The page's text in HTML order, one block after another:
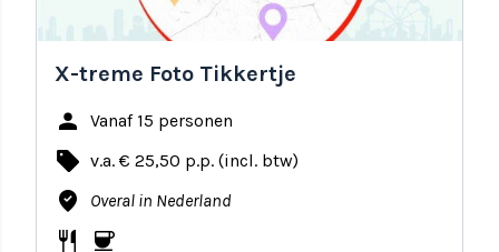
X-treme Foto Tikkertje
person Vanaf 15 personen
local_offer v.a. € 25,50 p.p. (incl. btw)
where_to_vote Overal in Nederland
restaurant coffee